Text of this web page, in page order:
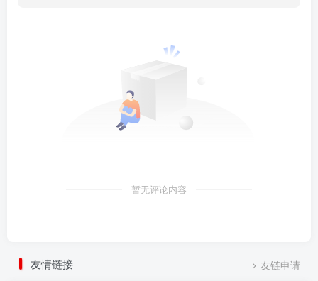
暂无评论内容
友情链接 友链申请